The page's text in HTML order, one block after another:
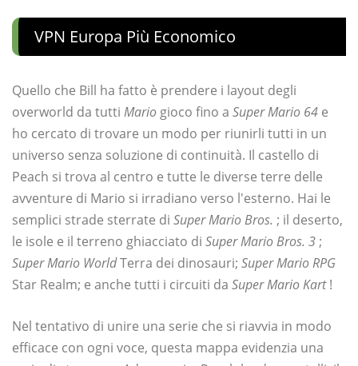
VPN Europa Più Economico
Quello che Bill ha fatto è prendere i layout degli
overworld da tutti Mario gioco fino a Super Mario 64 e
ho cercato di trovare un modo per riunirli tutti in un
universo senza soluzione di continuità. Il castello di
Peach si trova al centro e tutte le diverse terre delle
avventure di Mario si irradiano verso l'esterno. Hai le
semplici strade sterrate di Super Mario Bros. ; il deserto,
le isole e il terreno ghiacciato di Super Mario Bros. 3 ;
Super Mario WorldTerra dei dinosauri; Super Mario RPG
Star Realm; e anche tutti i circuiti da Super Mario Kart!
Nel tentativo di unire una serie che si riavvia in modo
efficace con ogni voce, questa mappa evidenzia una